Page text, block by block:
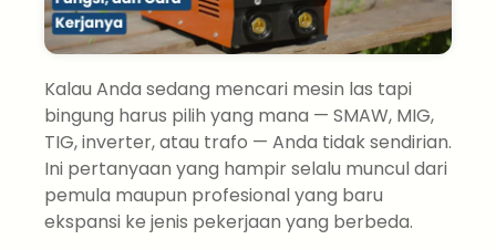
Kalau Anda sedang mencari mesin las tapi
bingung harus pilih yang mana — SMAW, MIG,
TIG, inverter, atau trafo — Anda tidak sendirian.
Ini pertanyaan yang hampir selalu muncul dari
pemula maupun profesional yang baru
ekspansi ke jenis pekerjaan yang berbeda.